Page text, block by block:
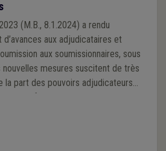
(M.B., 8.1.2024) a rendu
aux adjudicataires et
aux soumissionnaires, sous
mesures suscitent de très
la part des pouvoirs adjudicateurs
les regroupant.